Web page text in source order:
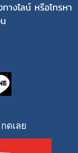
างไลน์ หรือโทรหา
ดเลย